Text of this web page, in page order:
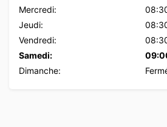
Mercredi:
Jeudi:
Vendredi:
Samedi:
Dimanche: